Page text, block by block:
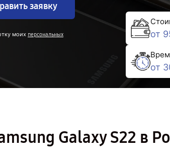
заявку
моих персональных
от
от
Galaxy S22 в